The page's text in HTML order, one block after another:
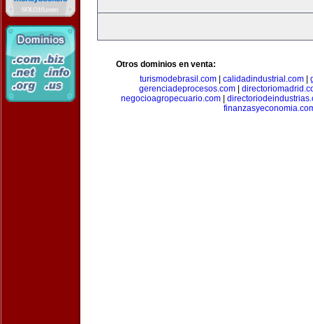
Otros dominios en venta:
turismodebrasil.com
calidadindustrial.com
gerenciadeprocesos.com
negocioagropecuario.com